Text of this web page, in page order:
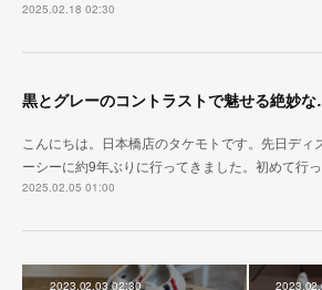
2025.02.18 02:30
黒とグレ
こんにちは。日本橋店のタケモトです。先日ディ
ーシーに約9年ぶりに行ってきました。初めて行
2025.02.05 01:00
2023.02.03 02:30